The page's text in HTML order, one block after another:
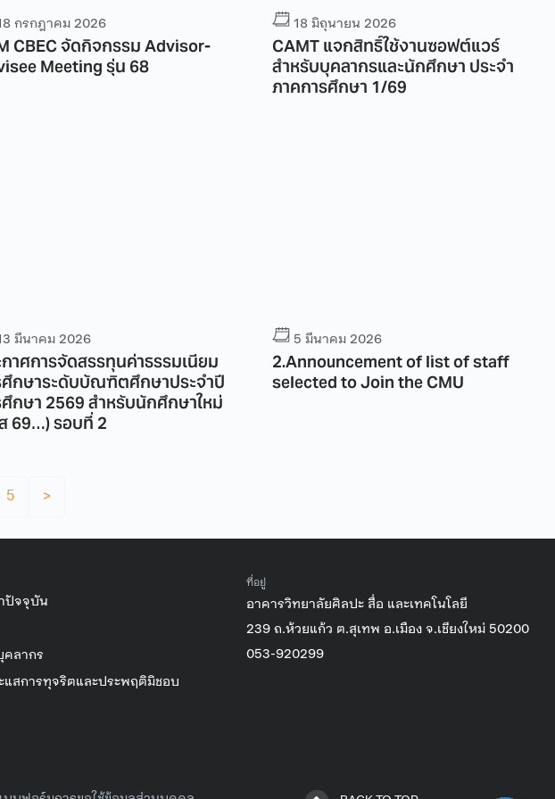
กรกฎาคม 2026
CBEC จัดกิจกรรม Advisor-
Meeting รุ่น 68
18 มิถุนายน 2026
CAMT แจกสิทธิ์ใช้งานซอฟต์แวร์
สำหรับบุคลากรและนักศึกษา ประจำ
ภาคการศึกษา 1/69
มีนาคม 2026
าศการจัดสรรทุนค่าธรรมเนียม
ศึกษาระดับบัณฑิตศึกษาประจำปี
กษา 2569 สำหรับนักศึกษาใหม่
69…) รอบที่ 2
5 มีนาคม 2026
2.Announcement of list of staff
selected to Join the CMU
5 >
ปัจจุบัน
ลากร
แสการทุจริตและประพฤติมิชอบ
ที่อยู่
อาคารวิทยาลัยศิลปะ สื่อ และเทคโนโลยี
239 ถ.ห้วยแก้ว ต.สุเทพ อ.เมือง จ.เชียงใหม่ 50200
053-920299